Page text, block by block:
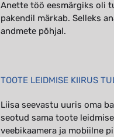
Anette töö eesmärgiks oli
pakendil märkab. Selleks
andmete põhjal.
TOOTE LEIDMISE KIIRUS
Liisa seevastu uuris oma
seotud sama toote
veebikaamera ja mobiilne